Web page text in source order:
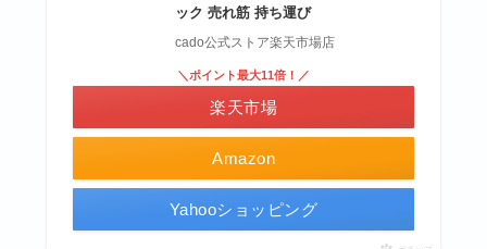
ック 売れ筋 持ち運び
cado公式ストア楽天市場店
Amazon
＼ポイント最大11倍！／
楽天市場
Yahooショッピング